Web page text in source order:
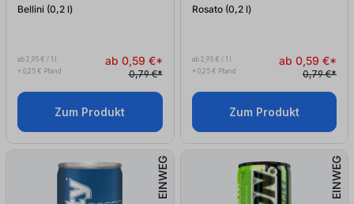
Bellini (0,2 l)
ab 2,95 € / 1 l
+ 0,25 € Pfand
ab 0,59 €*
0,79 €*
Zum Produkt
Rosato (0,2 l)
ab 2,95 € / 1 l
+ 0,25 € Pfand
ab 0,59 €*
0,79 €*
Zum Produkt
EINWEG EINWEG